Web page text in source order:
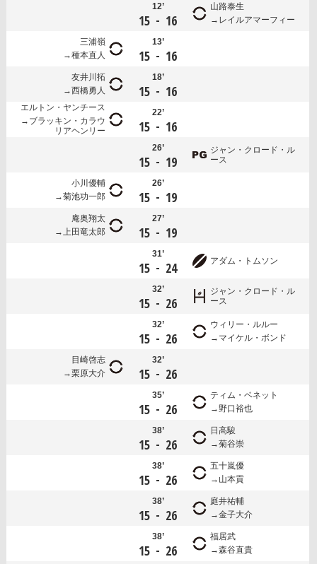
12’
15 - 16
山路泰生
レイルアマーフィー
三浦嶺
種本直人
13’
15 - 16
友井川拓
西橋勇人
18’
15 - 16
エルトン・ヤンチース
ブラッキン・カラウ
リアヘンリー
22’
15 - 16
26’
15 - 19
ジャン・クロード・ル
ース
小川優輔
菊池功一郎
26’
15 - 19
庵奥翔太
上田竜太郎
27’
15 - 19
31’
15 - 24 アダム・トムソン
32’
15 - 26
ジャン・クロード・ル
ース
32’
15 - 26
ウィリー・ルルー
マイケル・ボンド
目崎啓志
栗原大介
32’
15 - 26
35’
15 - 26
ティム・ベネット
野口裕也
38’
15 - 26
日高駿
菊谷崇
38’
15 - 26
五十嵐優
山本貢
38’
15 - 26
庭井祐輔
金子大介
38’
15 - 26
福居武
森谷直貴